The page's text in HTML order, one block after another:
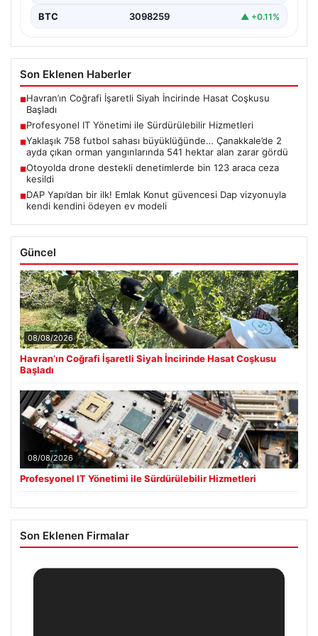
BTC 3098259 ▲ +0.11%
Son Eklenen Haberler
■Havran’ın Coğrafi İşaretli Siyah İncirinde Hasat Coşkusu
Başladı
■Profesyonel IT Yönetimi ile Sürdürülebilir Hizmetleri
■Yaklaşık 758 futbol sahası büyüklüğünde… Çanakkale’de 2
ayda çıkan orman yangınlarında 541 hektar alan zarar gördü
■Otoyolda drone destekli denetimlerde bin 123 araca ceza
kesildi
■DAP Yapı’dan bir ilk! Emlak Konut güvencesi Dap vizyonuyla
kendi kendini ödeyen ev modeli
Güncel
08/08/2026
Havran’ın Coğrafi İşaretli Siyah İncirinde Hasat Coşkusu
Başladı
08/08/2026
Profesyonel IT Yönetimi ile Sürdürülebilir Hizmetleri
Son Eklenen Firmalar